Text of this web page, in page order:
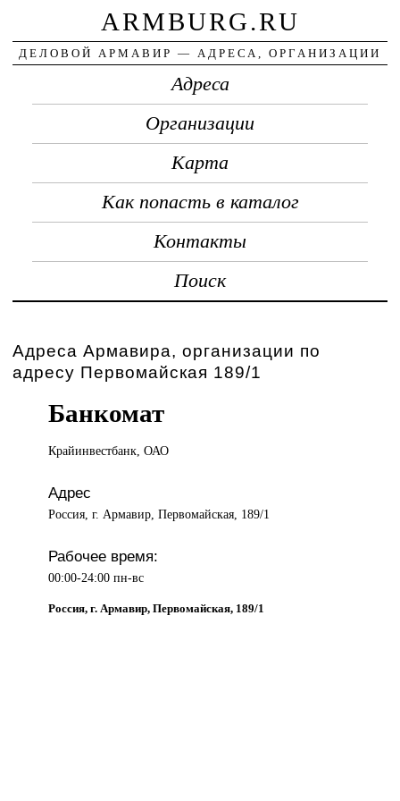
ARMBURG.RU
ДЕЛОВОЙ АРМАВИР — АДРЕСА, ОРГАНИЗАЦИИ
Адреса
Организации
Карта
Как попасть в каталог
Контакты
Поиск
Адреса Армавира, организации по
адресу Первомайская 189/1
Банкомат
Крайинвестбанк, ОАО
Адрес
Россия, г. Армавир, Первомайская, 189/1
Рабочее время:
00:00-24:00 пн-вс
Россия, г. Армавир, Первомайская, 189/1